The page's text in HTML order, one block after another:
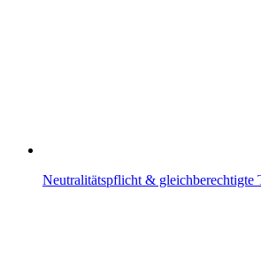
Neutralitätspflicht & gleichberechtigte